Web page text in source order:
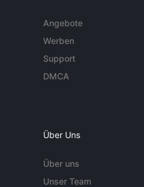
Angebote
Werben
Support
DMCA
Über Uns
Über uns
Unser Team